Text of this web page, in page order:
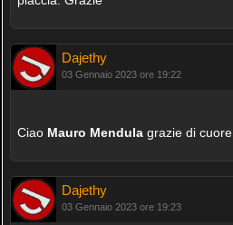
Dajethy
03 Gennaio 2023 ore 19:22
Ciao Mauro Mendulagrazie di cuore
Dajethy
03 Gennaio 2023 ore 19:23